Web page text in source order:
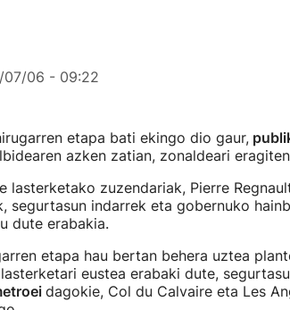
07/06 - 09:22
etapa bati ekingo dio gaur,
azken zatian, zonaldeari
lasterketako zuzendariak, Pierre
segurtasun indarrek eta gobernuko
dute erabakia.
etapa hau bertan behera uztea
eustea erabaki dute,
dagokie, Col du Calvaire eta Les